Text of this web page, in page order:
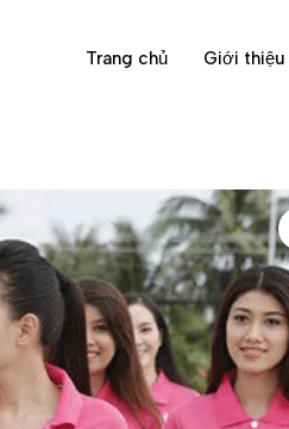
Trang chủ Giới thiệu